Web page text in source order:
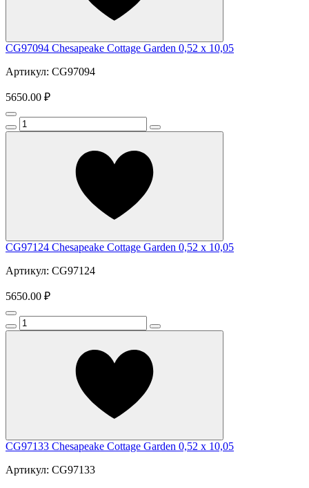
CG97094 Chesapeake Cottage Garden 0,52 x 10,05
Артикул: CG97094
5650.00 ₽
CG97124 Chesapeake Cottage Garden 0,52 x 10,05
Артикул: CG97124
5650.00 ₽
CG97133 Chesapeake Cottage Garden 0,52 x 10,05
Артикул: CG97133